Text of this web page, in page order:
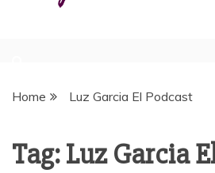
Home Luz Garcia El Podcast
Tag:Luz Garcia